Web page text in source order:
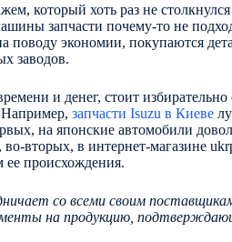
который хоть раз не
запчасти почему-то не
поводу экономии, покупаются
заводов.
и денег, стоит
запчасти Isuzu в Киеве
на японские автомобили
вторых, в интернет-магазине
ее происхождения.
со всеми своим
на продукцию,